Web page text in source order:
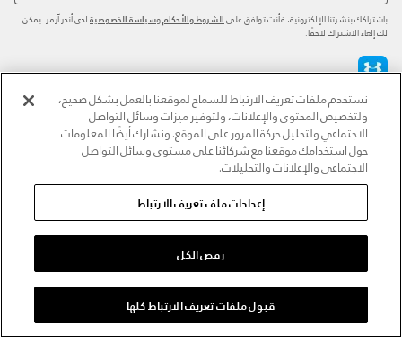
باشتراكك بنشرتنا الإلكترونية، فأنت توافق على الشروط والأحكام وسياسة الخصوصية لدى أندر آرمر. يمكن
لك إلغاء الاشتراك لاحقًا.
طرق الدفع المعتمدة
نستخدم ملفات تعريف الارتباط للسماح لموقعنا بالعمل بشكل صحيح،
ولتخصيص المحتوى والإعلانات، ولتوفير ميزات وسائل التواصل
الاجتماعي ولتحليل حركة المرور على الموقع. ونشارك أيضًا المعلومات
حول استخدامك موقعنا مع شركائنا على مستوى وسائل التواصل
الاجتماعي والإعلانات والتحليلات.
إعدادات ملف تعريف الارتباط
رفض الكل
قبول ملفات تعريف الارتباط كلها